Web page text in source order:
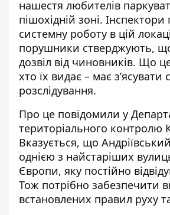
нашестя любителів
пішохідній зоні. Інспектори
системну роботу в цій
порушники стверджують,
дозвіл від чиновників. Що
хто їх видає – має з’ясувати
розслідування.
Про це повідомили у
територіального контролю
Вказується, що
однією з найстаріших
Європи, яку постійно
Тож потрібно забезпечити
встановлених правил руху